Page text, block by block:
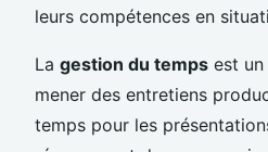
leurs compétences en
La gestion du temps est
mener des entretiens
temps pour les